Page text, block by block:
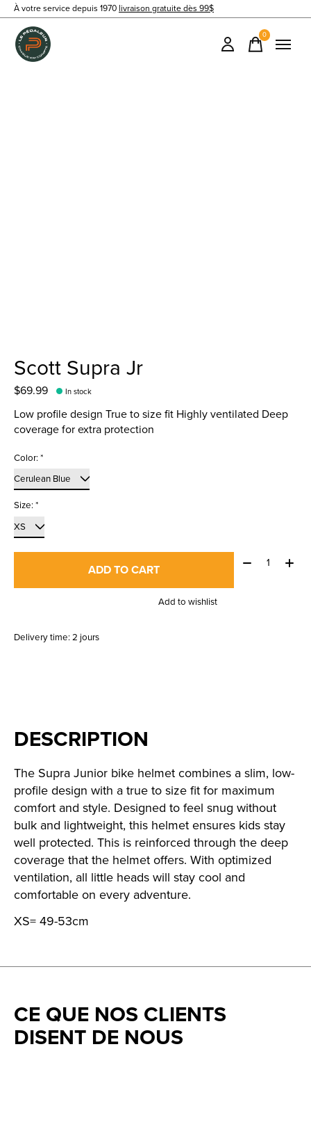
À votre service depuis 1970 livraison gratuite dès 99$
0items
Scott Supra Jr
$69.99 In stock
Low profile design True to size fit Highly ventilated Deep
coverage for extra protection
Color:*
Size:*
ADD TO CART
Quantity:
Add to wishlist
Delivery time: 2 jours
DESCRIPTION
The Supra Junior bike helmet combines a slim, low-
profile design with a true to size fit for maximum
comfort and style. Designed to feel snug without
bulk and lightweight, this helmet ensures kids stay
well protected. This is reinforced through the deep
coverage that the helmet offers. With optimized
ventilation, all little heads will stay cool and
comfortable on every adventure.
XS= 49-53cm
CE QUE NOS CLIENTS
DISENT DE NOUS